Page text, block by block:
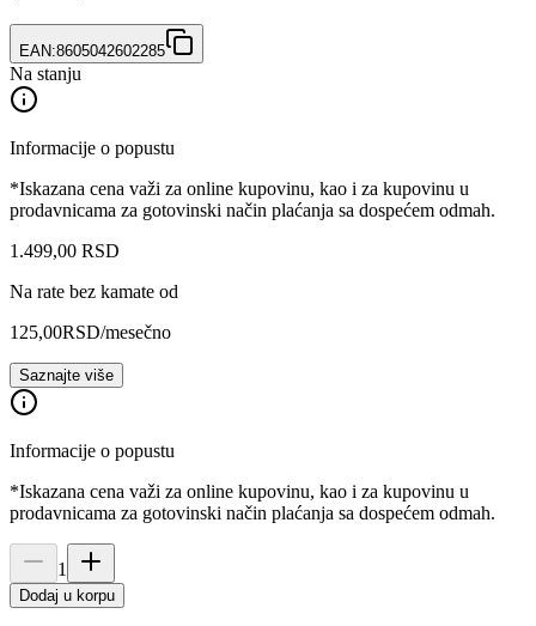
EAN:8605042602285
Na stanju
Informacije o popustu
*Iskazana cena važi za online kupovinu, kao i za kupovinu u
prodavnicama za gotovinski način plaćanja sa dospećem odmah.
1.499,00 RSD
Na rate bez kamate od
125,00RSD/mesečno
Saznajte više
Informacije o popustu
*Iskazana cena važi za online kupovinu, kao i za kupovinu u
prodavnicama za gotovinski način plaćanja sa dospećem odmah.
1
Dodaj u korpu